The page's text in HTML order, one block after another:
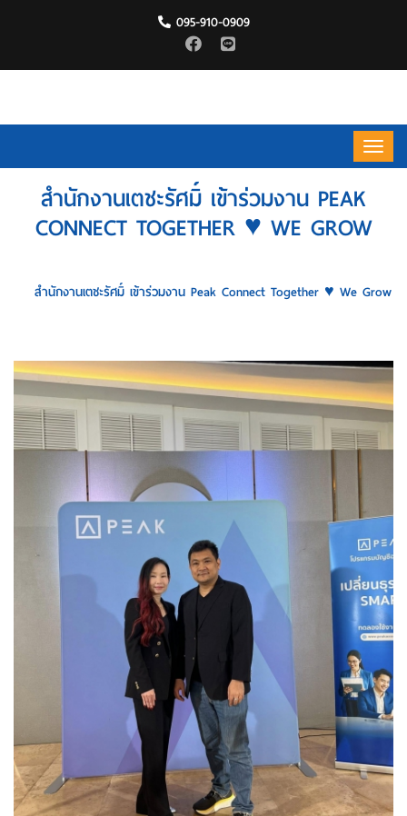
095-910-0909
สำนักงานเตชะรัศมิ์ เข้าร่วมงาน PEAK
CONNECT TOGETHER ♥︎ WE GROW
สำนักงานเตชะรัศมิ์ เข้าร่วมงาน Peak Connect Together ♥︎ We Grow